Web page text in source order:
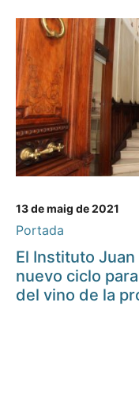
13 de maig de 2021
Portada
El Instituto
nuevo ciclo
del vino de la